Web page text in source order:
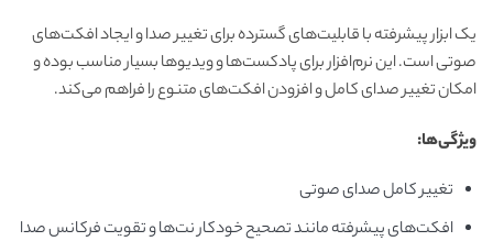
یک ابزار پیشرفته با قابلیت‌های گسترده برای تغییر صدا و ایجاد افکت‌های
صوتی است. این نرم‌افزار برای پادکست‌ها و ویدیوها بسیار مناسب بوده و
امکان تغییر صدای کامل و افزودن افکت‌های متنوع را فراهم می‌کند.
ویژگی‌ها:
تغییر کامل صدای صوتی
افکت‌های پیشرفته مانند تصحیح خودکار نت‌ها و تقویت فرکانس صدا